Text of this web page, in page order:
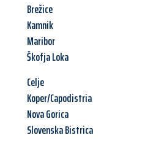
Brežice
Kamnik
Maribor
Škofja Loka
Celje
Koper/Capodistria
Nova Gorica
Slovenska Bistrica